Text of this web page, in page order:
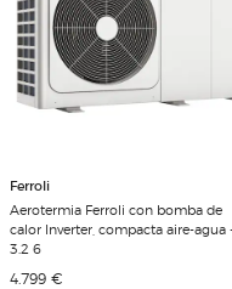
Ferroli
Aerotermia Ferroli con bomba de
calor Inverter, compacta aire-agua -M
3.2 6
Precio de venta
4.799 €